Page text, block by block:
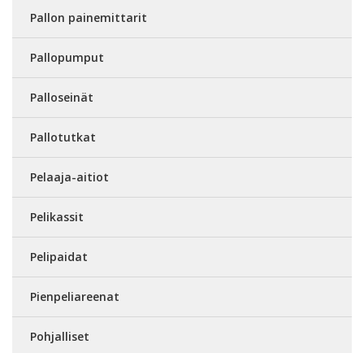
Pallon painemittarit
Pallopumput
Palloseinät
Pallotutkat
Pelaaja-aitiot
Pelikassit
Pelipaidat
Pienpeliareenat
Pohjalliset